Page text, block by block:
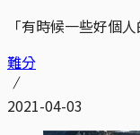
「有時候一些好個
難分
2021-04-03